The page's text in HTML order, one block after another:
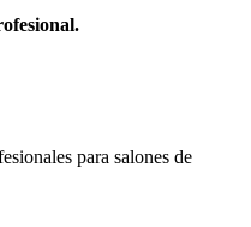
para salones de